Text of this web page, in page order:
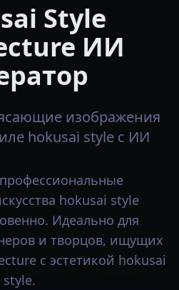
Style
ИИ
изображения
hokusai style с ИИ
hokusai style
Идеально для
и творцов, ищущих
с эстетикой hokusai
style.